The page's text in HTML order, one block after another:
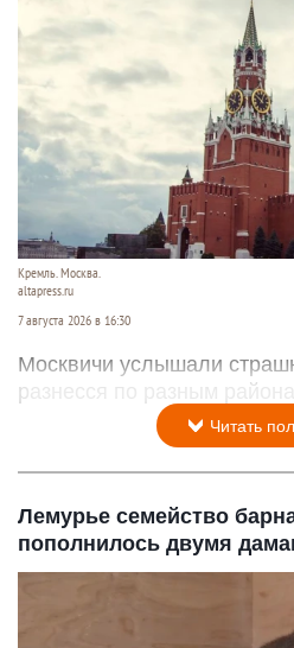
Кремль. Москва.
altapress.ru
7 августа 2026 в 16:30
Москвичи услышали
разнесся по разным района
Читать
Лемурье семейство
пополнилось двумя